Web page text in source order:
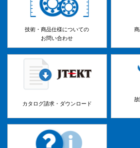
技術・商品仕様についての
お問い合わせ
カタログ請求・ダウンロード